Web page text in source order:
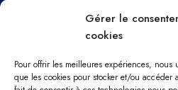
Gérer le
cookies
Pour offrir les meilleures expériences,
que les cookies pour stocker et/ou accéder
Gsti
Gsti